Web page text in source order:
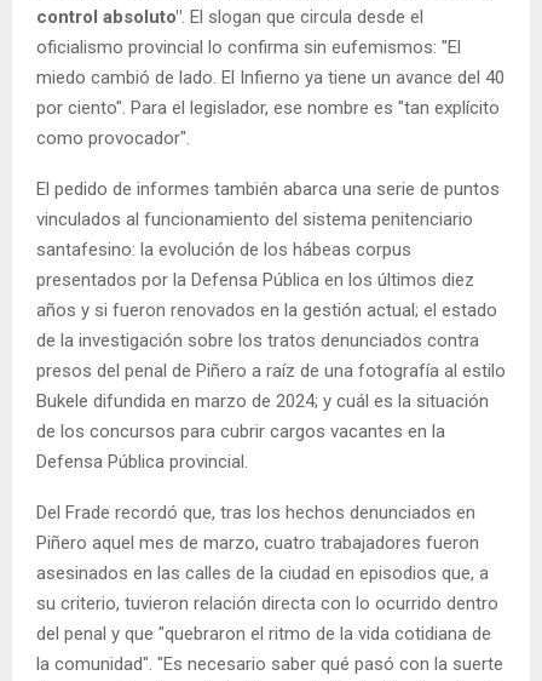
control absoluto". El slogan que circula desde el
oficialismo provincial lo confirma sin eufemismos: "El
miedo cambió de lado. El Infierno ya tiene un avance del 40
por ciento". Para el legislador, ese nombre es "tan explícito
como provocador".
El pedido de informes también abarca una serie de puntos
vinculados al funcionamiento del sistema penitenciario
santafesino: la evolución de los hábeas corpus
presentados por la Defensa Pública en los últimos diez
años y si fueron renovados en la gestión actual; el estado
de la investigación sobre los tratos denunciados contra
presos del penal de Piñero a raíz de una fotografía al estilo
Bukele difundida en marzo de 2024; y cuál es la situación
de los concursos para cubrir cargos vacantes en la
Defensa Pública provincial.
Del Frade recordó que, tras los hechos denunciados en
Piñero aquel mes de marzo, cuatro trabajadores fueron
asesinados en las calles de la ciudad en episodios que, a
su criterio, tuvieron relación directa con lo ocurrido dentro
del penal y que "quebraron el ritmo de la vida cotidiana de
la comunidad". "Es necesario saber qué pasó con la suerte